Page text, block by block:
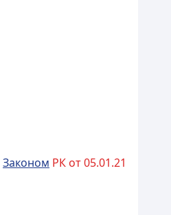
Законом РК от 05.01.21